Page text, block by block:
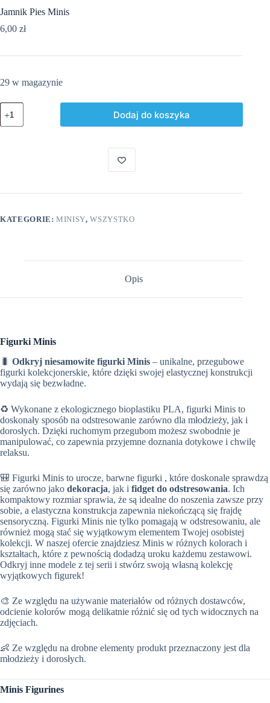
Jamnik Pies Minis
6,00 zł
29 w magazynie
ilość
Jamnik
Pies
Dodaj do koszyka
KATEGORIE:MINISY,WSZYSTKO
Opis
Figurki Minis
🐛 Odkryj niesamowite figurki Minis – unikalne, przegubowe
figurki kolekcjonerskie, które dzięki swojej elastycznej konstrukcji
wydają się bezwładne.
♻️ Wykonane z ekologicznego bioplastiku PLA, figurki Minis to
doskonały sposób na odstresowanie zarówno dla młodzieży, jak i
dorosłych. Dzięki ruchomym przegubom możesz swobodnie je
manipulować, co zapewnia przyjemne doznania dotykowe i chwilę
relaksu.
🎒 Figurki Minis to urocze, barwne figurki , które doskonale sprawdzą
się zarówno jako dekoracja, jak i fidget do odstresowania. Ich
kompaktowy rozmiar sprawia, że są idealne do noszenia zawsze przy
sobie, a elastyczna konstrukcja zapewnia niekończącą się frajdę
sensoryczną. Figurki Minis nie tylko pomagają w odstresowaniu, ale
również mogą stać się wyjątkowym elementem Twojej osobistej
kolekcji. W naszej ofercie znajdziesz Minis w różnych kolorach i
kształtach, które z pewnością dodadzą uroku każdemu zestawowi.
Odkryj inne modele z tej serii i stwórz swoją własną kolekcję
wyjątkowych figurek!
🎨 Ze względu na używanie materiałów od różnych dostawców,
odcienie kolorów mogą delikatnie różnić się od tych widocznych na
zdjęciach.
👶 Ze względu na drobne elementy produkt przeznaczony jest dla
młodzieży i dorosłych.
Minis Figurines